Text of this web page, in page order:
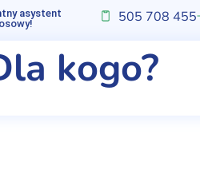
asystent
505 708 455
kogo?